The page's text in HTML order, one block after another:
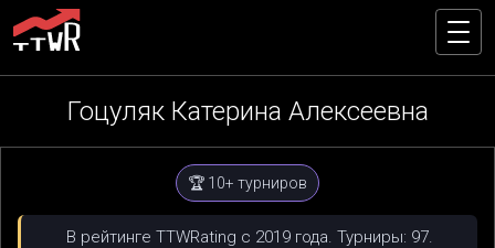
Гоцуляк Катерина Алексеевна
🏆 10+ турниров
В рейтинге TTWRating с 2019 года. Турниры: 97.